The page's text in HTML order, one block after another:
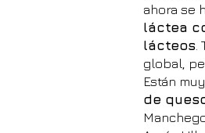
ahora se
láctea
lácteos.
global,
Están
de